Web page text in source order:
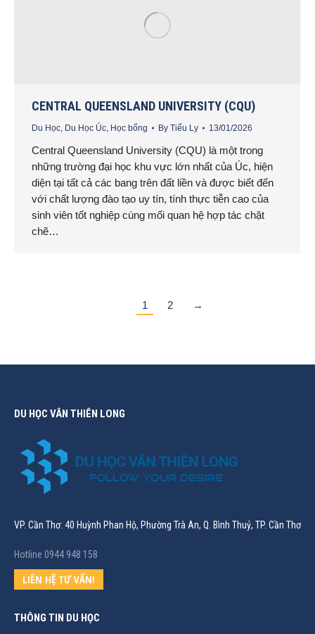
CENTRAL QUEENSLAND UNIVERSITY (CQU)
Du Học, Du Học Úc, Học bổng By Tiểu Ly 13/01/2026
Central Queensland University (CQU) là một trong
những trường đại học khu vực lớn nhất của Úc, hiện
diện tại tất cả các bang trên đất liền và được biết đến
với chất lượng đào tạo uy tín, tính thực tiễn cao của
sinh viên tốt nghiệp cùng mối quan hệ hợp tác chặt
chẽ…
1 2 →
DU HỌC VÂN THIÊN LONG
VP. Cần Thơ: 40 Huỳnh Phan Hộ, Phường Trà An, Q. Bình Thuỷ, TP. Cần Thơ
Hotline 0944 948 158
LIÊN HỆ TƯ VẤN!
THÔNG TIN DU HỌC